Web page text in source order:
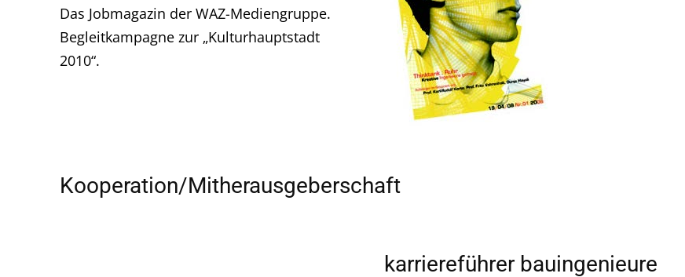
Das Jobmagazin der WAZ-Mediengruppe.
Begleitkampagne zur „Kulturhauptstadt
2010“.
Kooperation/Mitherausgeberschaft
karriereführer bauingenieure